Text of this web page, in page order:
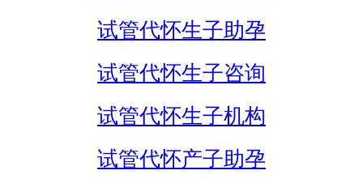
试管代怀生子助孕
试管代怀生子咨询
试管代怀生子机构
试管代怀产子助孕